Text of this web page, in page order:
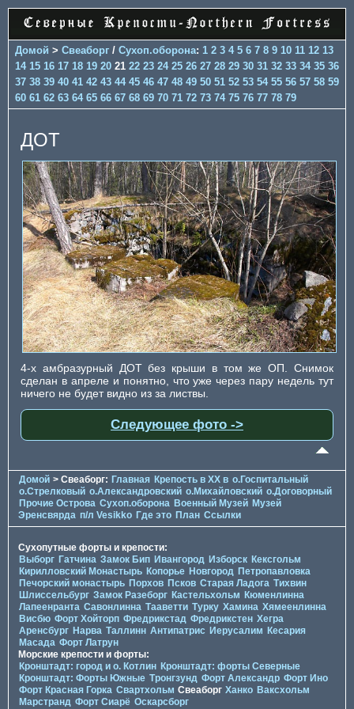
Домой > Свеаборг / Сухоп.оборона: 1 2 3 4 5 6 7 8 9 10 11 12 13
14 15 16 17 18 19 20 21 22 23 24 25 26 27 28 29 30 31 32 33 34 35 36
37 38 39 40 41 42 43 44 45 46 47 48 49 50 51 52 53 54 55 56 57 58 59
60 61 62 63 64 65 66 67 68 69 70 71 72 73 74 75 76 77 78 79
ДОТ
4-х амбразурный ДОТ без крыши в том же ОП. Снимок
сделан в апреле и понятно, что уже через пару недель тут
ничего не будет видно из за листвы.
Следующее фото ->
Домой > Свеаборг: Главная Крепость в XX в о.Госпитальный
о.Стрелковый о.Александровский о.Михайловский о.Договорный
Прочие Острова Сухоп.оборона Военный Музей Музей
Эренсвярда п/л Vesikko Где это План Ссылки
Сухопутные форты и крепости:
Выборг Гатчина Замок Бип Ивангород Изборск Кексгольм
Кирилловский Монастырь Копорье Новгород Петропавловка
Печорcкий монастырь Порхов Псков Старая Ладога Тихвин
Шлиссельбург Замок Разеборг Кастельхольм Кюменлинна
Лапеенранта Савонлинна Тааветти Турку Хамина Хямеенлинна
Висбю Форт Хойторп Фредрикстад Фредрикстен Хегра
Аренсбург Нарва Таллинн Антипатрис Иерусалим Кесария
Масада Форт Латрун
Морские крепости и форты:
Кронштадт: город и о. Котлин Кронштадт: форты Северные
Кронштадт: Форты Южные Тронгзунд Форт Александр Форт Ино
Форт Красная Горка Свартхольм Свеаборг Ханко Ваксхольм
Марстранд Форт Сиарё Оскарсборг